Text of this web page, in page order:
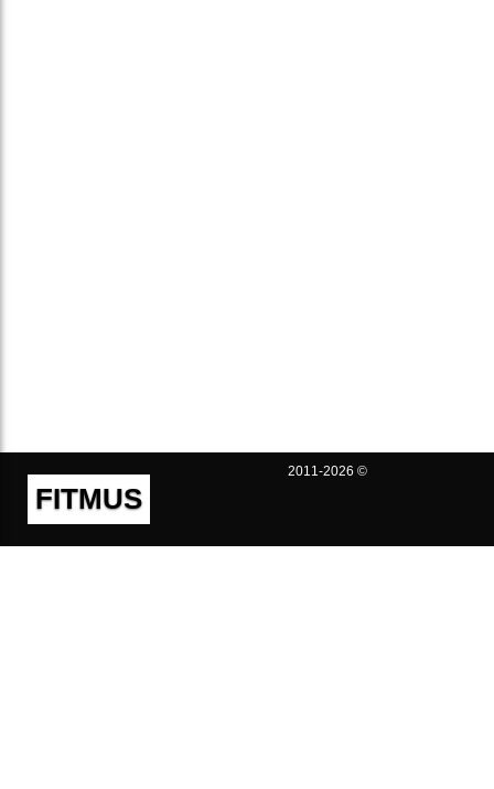
FITMUS
2011-2026 ©